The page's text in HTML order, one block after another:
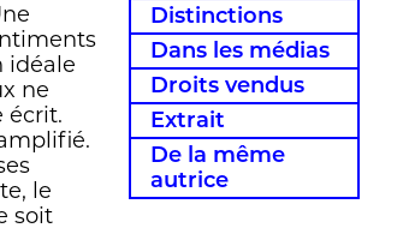
Distinctions
Dans les médias
Droits vendus
Extrait
De la même
autrice
idéale
ne
écrit.
le
soit